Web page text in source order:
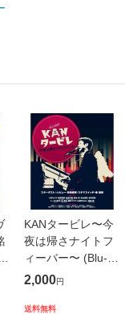
KANタービレ〜今
夜は帰さナイトフ
ィーバー〜 (Blu-
ray)
2,000円
送料無料